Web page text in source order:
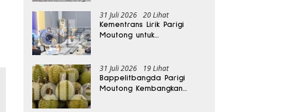
31 Juli 2026 20 Lihat
Kementrans Lirik Parigi
Moutong untuk
31 Juli 2026 19 Lihat
Bappelitbangda Parigi
Moutong Kembangkan